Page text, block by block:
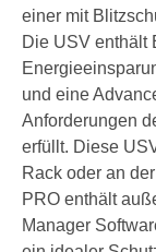
einer mit
Die USV enthält
und eine
Anforderungen
erfüllt. Diese
Rack oder an
PRO enthält
Manager